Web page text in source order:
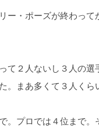
ー・ポーズが終わって
て２人ないし３人の
。まあ多くて３人くら
。プロでは４位まで。